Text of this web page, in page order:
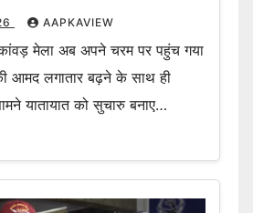
AAPKAVIEW
कांवड़ मेला अब अपने चरम पर पहुंच गया
आमद लगातार बढ़ने के साथ ही
यातायात को सुचारु बनाए…